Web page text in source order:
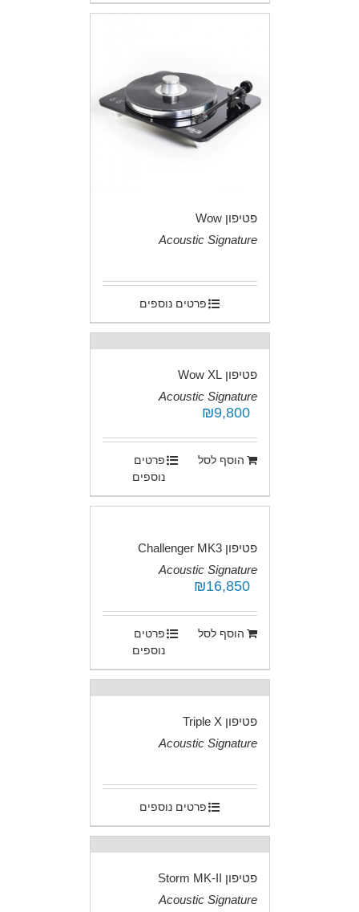
פטיפון Wow
Acoustic Signature
פרטים נוספים
פטיפון Wow XL
Acoustic Signature
₪9,800
הוסף לסל
פרטים
נוספים
פטיפון Challenger MK3
Acoustic Signature
₪16,850
הוסף לסל
פרטים
נוספים
פטיפון Triple X
Acoustic Signature
פרטים נוספים
פטיפון Storm MK-II
Acoustic Signature